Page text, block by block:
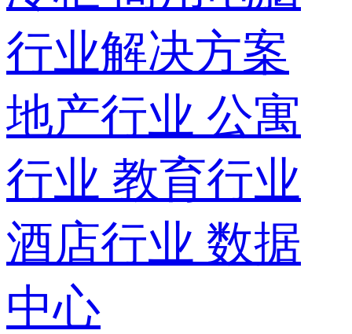
行业解决方案
地产行业 公寓
行业 教育行业
酒店行业 数据
中心